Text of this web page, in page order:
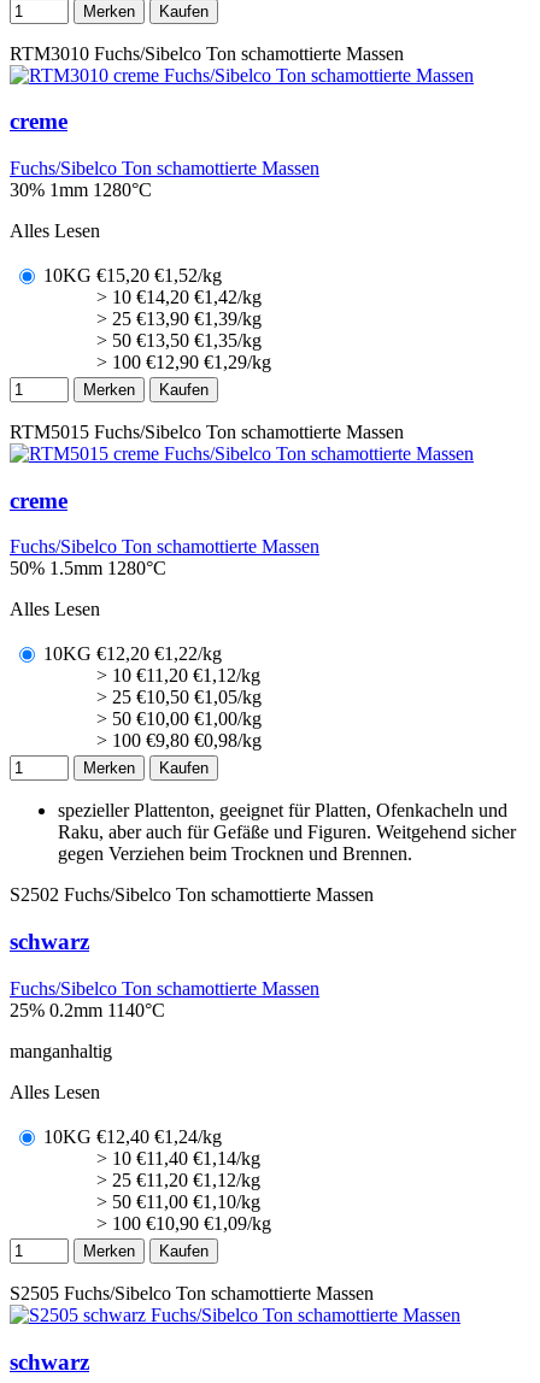
Merken Kaufen
RTM3010 Fuchs/Sibelco Ton schamottierte Massen
creme
Fuchs/Sibelco Ton schamottierte Massen
30% 1mm 1280°C
Alles Lesen
10KG €15,20 €1,52/kg
> 10 €14,20 €1,42/kg
> 25 €13,90 €1,39/kg
> 50 €13,50 €1,35/kg
> 100 €12,90 €1,29/kg
Merken Kaufen
RTM5015 Fuchs/Sibelco Ton schamottierte Massen
creme
Fuchs/Sibelco Ton schamottierte Massen
50% 1.5mm 1280°C
Alles Lesen
10KG €12,20 €1,22/kg
> 10 €11,20 €1,12/kg
> 25 €10,50 €1,05/kg
> 50 €10,00 €1,00/kg
> 100 €9,80 €0,98/kg
Merken Kaufen
spezieller Plattenton, geeignet für Platten, Ofenkacheln und
Raku, aber auch für Gefäße und Figuren. Weitgehend sicher
gegen Verziehen beim Trocknen und Brennen.
S2502 Fuchs/Sibelco Ton schamottierte Massen
schwarz
Fuchs/Sibelco Ton schamottierte Massen
25% 0.2mm 1140°C
manganhaltig
Alles Lesen
10KG €12,40 €1,24/kg
> 10 €11,40 €1,14/kg
> 25 €11,20 €1,12/kg
> 50 €11,00 €1,10/kg
> 100 €10,90 €1,09/kg
Merken Kaufen
S2505 Fuchs/Sibelco Ton schamottierte Massen
schwarz